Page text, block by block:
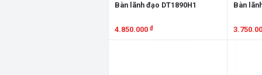
Bàn lãnh đạo DT1890H1
4.850.000 ₫
Bàn